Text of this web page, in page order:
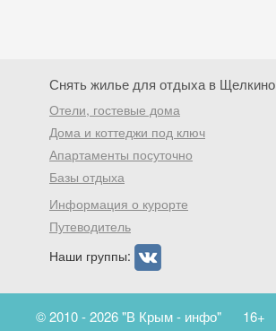
Снять жилье для отдыха в Щелкино
Отели, гостевые дома
Дома и коттеджи под ключ
Апартаменты посуточно
Базы отдыха
Информация о курорте
Путеводитель
Наши группы:
© 2010 - 2026 "В Крым - инфо" 16+